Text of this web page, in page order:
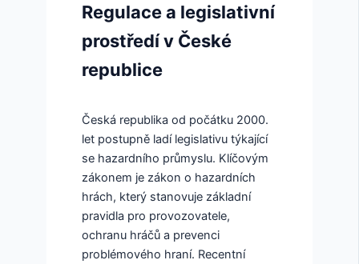
Regulace a legislativní
prostředí v České
republice
Česká republika od počátku 2000.
let postupně ladí legislativu týkající
se hazardního průmyslu. Klíčovým
zákonem je zákon o hazardních
hrách, který stanovuje základní
pravidla pro provozovatele,
ochranu hráčů a prevenci
problémového hraní. Recentní